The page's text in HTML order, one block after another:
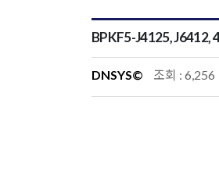
BPKF5-J4125, J6412,
DNSYS© 조회 : 6,256